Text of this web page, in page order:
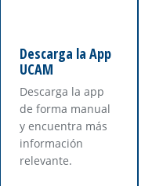
Descarga la App
UCAM
Descarga la app
de forma manual
y encuentra más
información
relevante.